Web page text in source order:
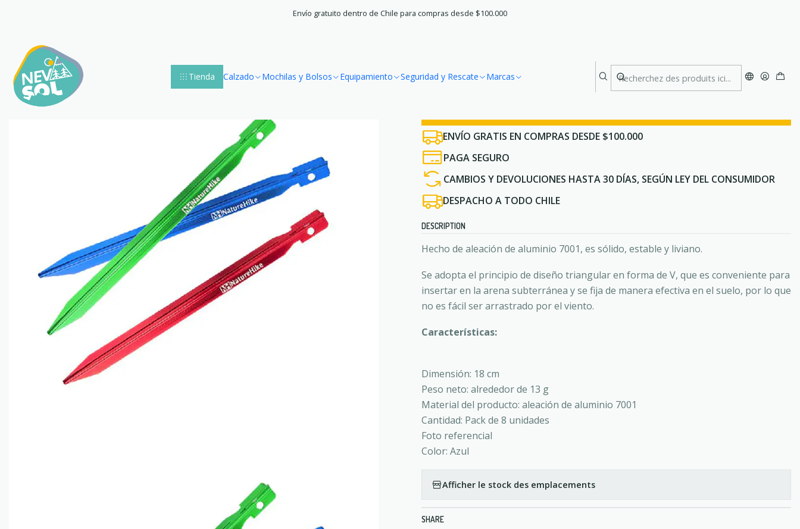
Tienda Calzado Mochilas y Bolsos Equipamiento Seguridad y Rescate Marcas
Envío gratuito dentro de Chile para compras desde $100.000
Accueil Marcas Naturehike Estacas Alloy Naturehike
Estacas Alloy Naturehike
ENVÍO GRATIS EN COMPRAS DESDE $100.000
PAGA SEGURO
CAMBIOS Y DEVOLUCIONES HASTA 30 DÍAS, SEGÚN LEY DEL CONSUMIDOR
DESPACHO A TODO CHILE
DESCRIPTION
Hecho de aleación de aluminio 7001, es sólido, estable y liviano.
Se adopta el principio de diseño triangular en forma de V, que es conveniente para
insertar en la arena subterránea y se fija de manera efectiva en el suelo, por lo que
no es fácil ser arrastrado por el viento.
Características:
Dimensión: 18 cm
Peso neto: alrededor de 13 g
Material del producto: aleación de aluminio 7001
Cantidad: Pack de 8 unidades
Foto referencial
Color: Azul
Afficher le stock des emplacements
SHARE